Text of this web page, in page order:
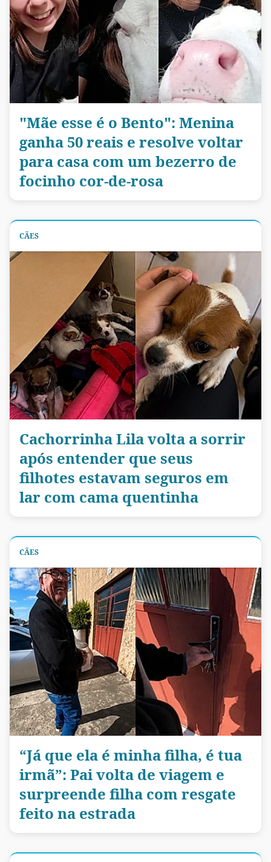
"Mãe esse é o Bento": Menina
ganha 50 reais e resolve voltar
para casa com um bezerro de
focinho cor-de-rosa
CÃES
Cachorrinha Lila volta a sorrir
após entender que seus
filhotes estavam seguros em
lar com cama quentinha
CÃES
“Já que ela é minha filha, é tua
irmã”: Pai volta de viagem e
surpreende filha com resgate
feito na estrada